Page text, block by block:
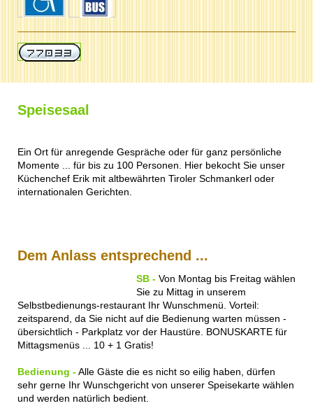
Speisesaal
Ein Ort für anregende Gespräche oder für ganz persönliche
Momente ... für bis zu 100 Personen. Hier bekocht Sie unser
Küchenchef Erik mit altbewährten Tiroler Schmankerl oder
internationalen Gerichten.
Dem Anlass entsprechend ...
SB - Von Montag bis Freitag wählen
Sie zu Mittag in unserem
Selbstbedienungs-restaurant Ihr Wunschmenü. Vorteil:
zeitsparend, da Sie nicht auf die Bedienung warten müssen -
übersichtlich - Parkplatz vor der Haustüre. BONUSKARTE für
Mittagsmenüs ... 10 + 1 Gratis!
Bedienung -Alle Gäste die es nicht so eilig haben, dürfen
sehr gerne Ihr Wunschgericht von unserer Speisekarte wählen
und werden natürlich bedient.